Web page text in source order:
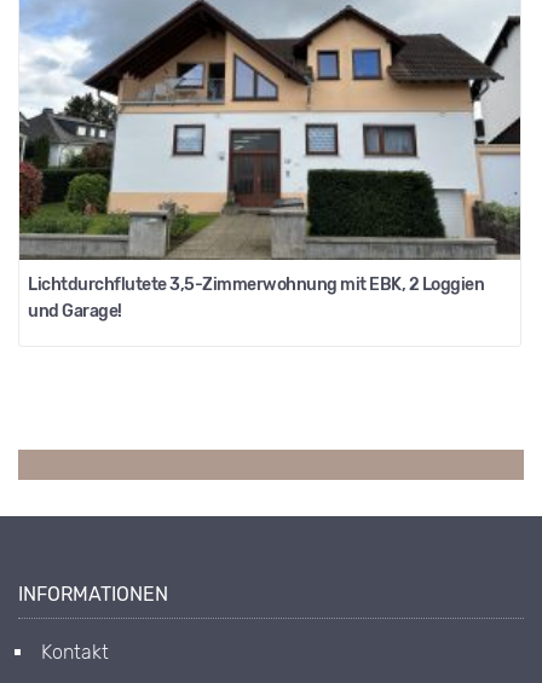
Lichtdurchflutete 3,5-Zimmerwohnung mit EBK, 2 Loggien
und Garage!
INFORMATIONEN
Kontakt